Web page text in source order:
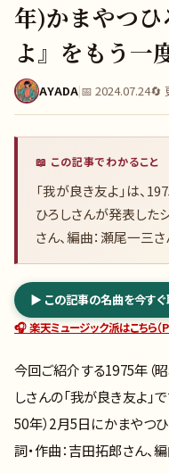
年)かまやつ
よ』をもう一
AYADA|📅 2024.07.24🔄
📖 この記事でわかること
「我が良き友よ」は、
ひろしさんが発表した
さん、編曲：瀬尾一三さ
▶ この記事の名曲を今すぐ
🎧 楽天ミュージック派はこちら（
今回ご紹介する1975年（
しさんの「我が良き友よ」
50年）2月5日にかまやつ
詞・作曲：吉田拓郎さん、